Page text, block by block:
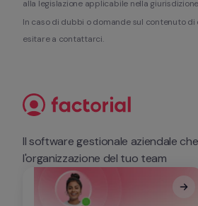
alla legislazione applicabile nella
In caso di dubbi o domande sul contenuto di
esitare a contattarci.
Il software gestionale aziendale
l'organizzazione del tuo team